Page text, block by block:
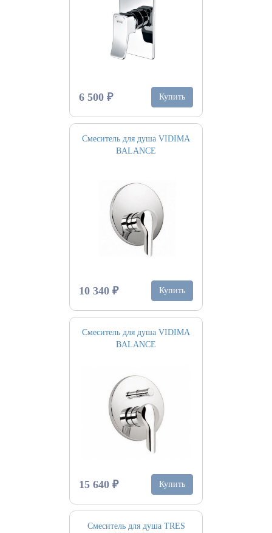
6 500 ₽ Купить
Смеситель для душа VIDIMA
BALANCE
10 340 ₽ Купить
Смеситель для душа VIDIMA
BALANCE
15 640 ₽ Купить
Смеситель для душа TRES